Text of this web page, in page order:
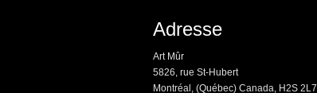
Adresse
Art Mûr
5826, rue St-Hubert
Montréal, (Québec) Canada, H2S 2L7